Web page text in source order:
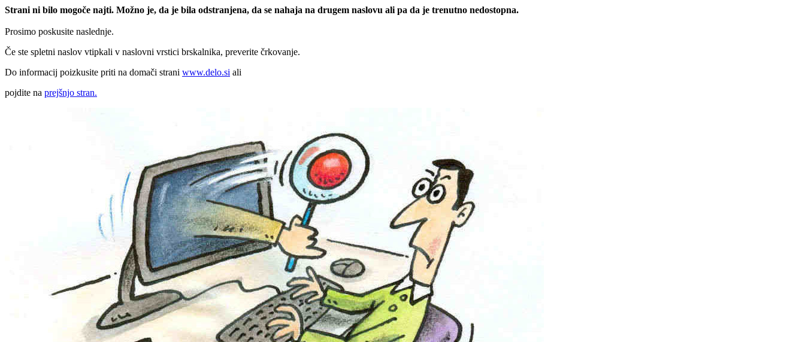
Strani ni bilo mogoče najti. Možno je, da je bila odstranjena, da se nahaja na drugem naslovu ali pa da je trenutno nedostopna.
Prosimo poskusite naslednje.
Če ste spletni naslov vtipkali v naslovni vrstici brskalnika, preverite črkovanje.
Do informacij poizkusite priti na domači strani www.delo.si ali
pojdite na prejšnjo stran.